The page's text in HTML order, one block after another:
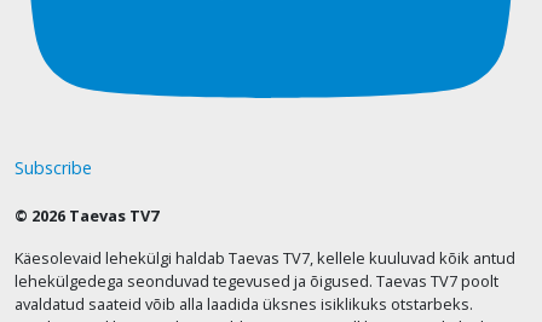
Subscribe
© 2026 Taevas TV7
Käesolevaid lehekülgi haldab Taevas TV7, kellele kuuluvad kõik antud
lehekülgedega seonduvad tegevused ja õigused. Taevas TV7 poolt
avaldatud saateid võib alla laadida üksnes isiklikuks otstarbeks.